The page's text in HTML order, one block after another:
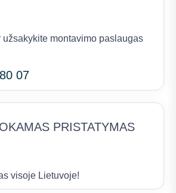
užsakykite montavimo paslaugas
07
PRISTATYMAS
visoje Lietuvoje!